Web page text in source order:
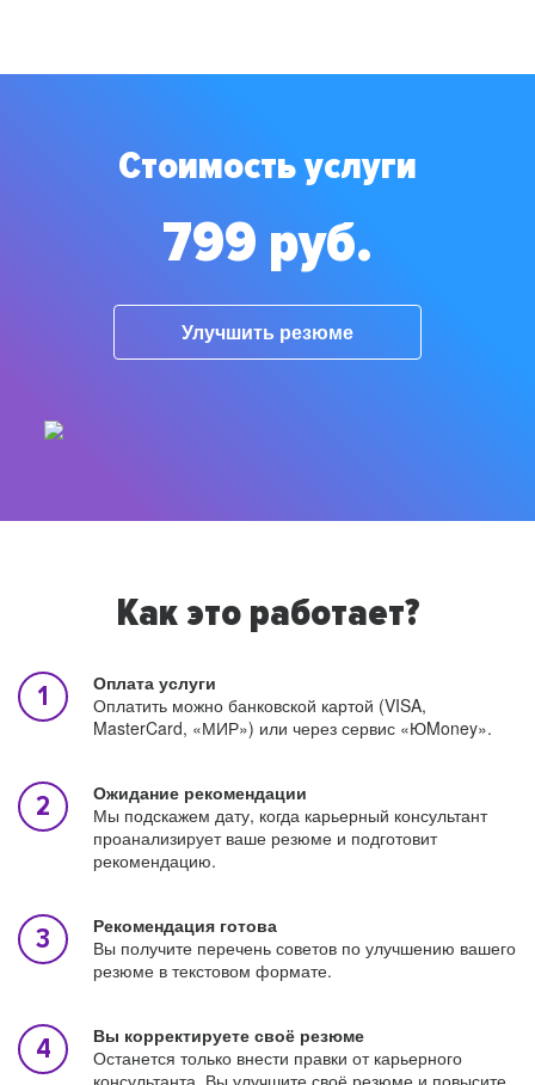
Стоимость услуги
799 руб.
Улучшить резюме
Как это работает?
Оплата услуги
Оплатить можно банковской картой (VISA,
MasterCard, «МИР») или через сервис «ЮMoney».
Ожидание рекомендации
Мы подскажем дату, когда карьерный консультант
проанализирует ваше резюме и подготовит
рекомендацию.
Рекомендация готова
Вы получите перечень советов по улучшению вашего
резюме в текстовом формате.
Вы корректируете своё резюме
Останется только внести правки от карьерного
консультанта. Вы улучшите своё резюме и повысите